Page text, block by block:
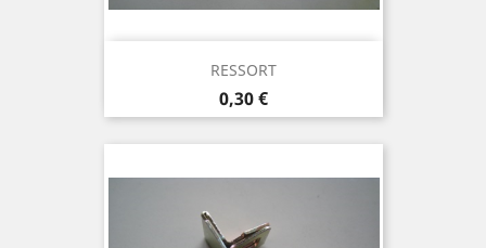
RESSORT
Prix
0,30 €